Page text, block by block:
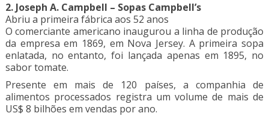
2. Joseph A. Campbell – Sopas Campbell’s
Abriu a primeira fábrica aos 52 anos
O comerciante americano inaugurou a linha de produção
da empresa em 1869, em Nova Jersey. A primeira sopa
enlatada, no entanto, foi lançada apenas em 1895, no
sabor tomate.
Presente em mais de 120 países, a companhia de
alimentos processados registra um volume de mais de
US$ 8 bilhões em vendas por ano.